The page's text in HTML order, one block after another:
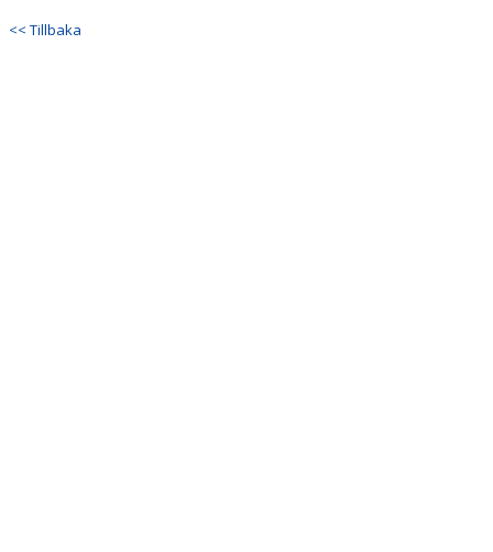
<< Tillbaka